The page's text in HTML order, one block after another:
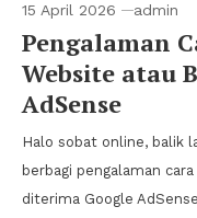
15 April 2026 admin
Pengalaman
Website atau
AdSense
Halo sobat online, balik
berbagi pengalaman
diterima Google